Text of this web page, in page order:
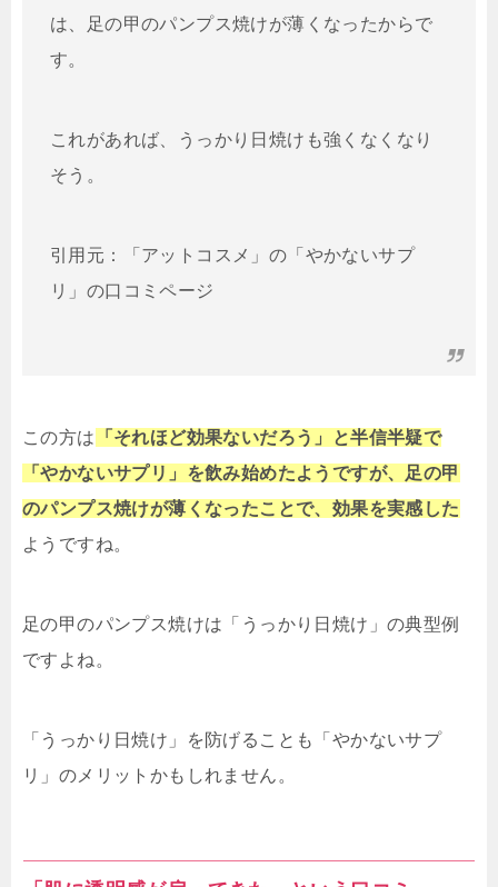
は、足の甲のパンプス焼けが薄くなったからで
す。
これがあれば、うっかり日焼けも強くなくなり
そう。
引用元：「アットコスメ」の「やかないサプ
リ」の口コミページ
この方は 「それほど効果ないだろう」と半信半疑で
「やかないサプリ」を飲み始めたようですが、足の甲
のパンプス焼けが薄くなったことで、効果を実感した
ようですね。
足の甲のパンプス焼けは「うっかり日焼け」の典型例
ですよね。
「うっかり日焼け」を防げることも「やかないサプ
リ」のメリットかもしれません。